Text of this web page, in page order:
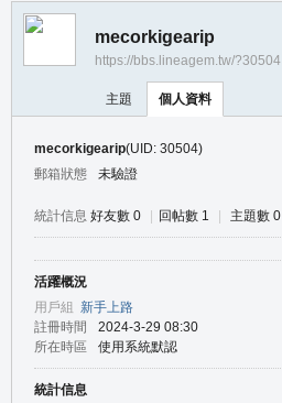
mecorkigearip
https://bbs.lineagem.tw/?30504
主題 個人資料
mecorkigearip(UID: 30504)
郵箱狀態
未驗證
統計信息 好友數 0 回帖數 1 主題數 0
活躍概況
用戶組 新手上路
註冊時間
2024-3-29 08:30
所在時區
使用系統默認
統計信息